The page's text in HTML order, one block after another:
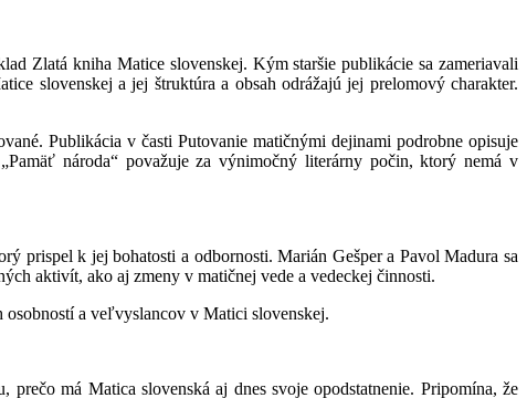
Zlatá kniha Matice slovenskej. Kým staršie publikácie sa zameriavali
slovenskej a jej štruktúra a obsah odrážajú jej prelomový charakter.
Publikácia v časti Putovanie matičnými dejinami podrobne opisuje
národa“ považuje za výnimočný literárny počin, ktorý nemá v
prispel k jej bohatosti a odbornosti. Marián Gešper a Pavol Madura sa
aktivít, ako aj zmeny v matičnej vede a vedeckej činnosti.
a veľvyslancov v Matici slovenskej.
má Matica slovenská aj dnes svoje opodstatnenie. Pripomína, že